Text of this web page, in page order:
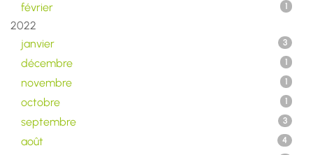
février 1
2022
janvier
3
décembre 1
novembre 1
octobre 1
septembre 3
août 4